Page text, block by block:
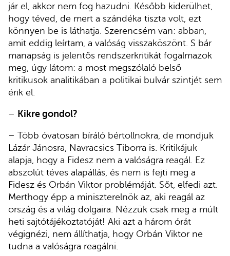
jár el, akkor nem fog hazudni. Később kiderülhet,
hogy téved, de mert a szándéka tiszta volt, ezt
könnyen be is láthatja. Szerencsém van: abban,
amit eddig leírtam, a valóság visszaköszönt. S bár
manapság is jelentős rendszerkritikát fogalmazok
meg, úgy látom: a most megszólaló belső
kritikusok analitikában a politikai bulvár szintjét sem
érik el.
– Kikre gondol?
– Több óvatosan bíráló bértollnokra, de mondjuk
Lázár Jánosra, Navracsics Tiborra is. Kritikájuk
alapja, hogy a Fidesz nem a valóságra reagál. Ez
abszolút téves alapállás, és nem is fejti meg a
Fidesz és Orbán Viktor problémáját. Sőt, elfedi azt.
Merthogy épp a miniszterelnök az, aki reagál az
ország és a világ dolgaira. Nézzük csak meg a múlt
heti sajtótájékoztatóját! Aki azt a három órát
végignézi, nem állíthatja, hogy Orbán Viktor ne
tudna a valóságra reagálni.